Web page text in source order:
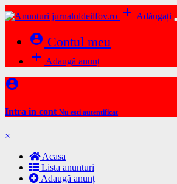
add Adăugați
account_circle Contul meu
add Adaugă anunț
account_circle
Intra in cont Nu esti autentificat
×
Acasa
Lista anunturi
Adaugă anunț